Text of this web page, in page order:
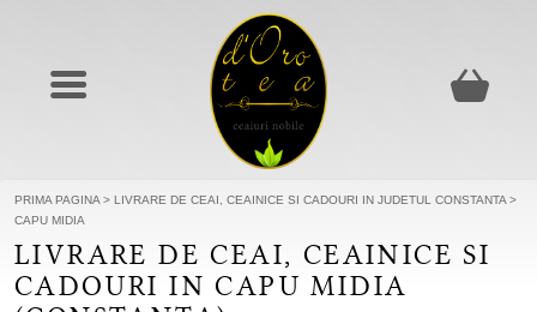
PRIMA PAGINA > LIVRARE DE CEAI, CEAINICE SI CADOURI IN JUDETUL CONSTANTA >
CAPU MIDIA
LIVRARE DE CEAI, CEAINICE SI
CADOURI IN CAPU MIDIA